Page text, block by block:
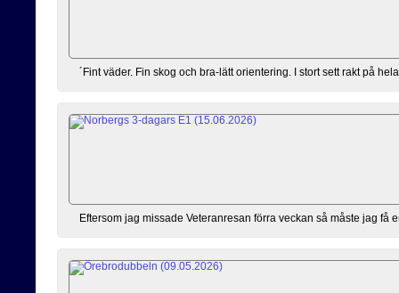
´Fint väder. Fin skog och bra-lätt orientering. I stort sett rakt på
Eftersom jag missade Veteranresan förra veckan så måste jag